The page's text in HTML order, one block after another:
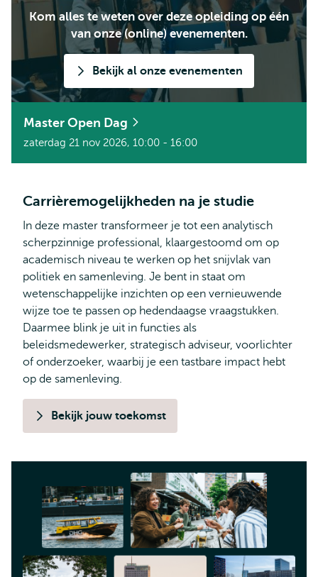
Kom alles te weten over deze opleiding op één
van onze (online) evenementen.
Bekijk al onze evenementen
Master Open Dag
zaterdag 21 nov 2026, 10:00 - 16:00
Carrièremogelijkheden na je studie
In deze master transformeer je tot een analytisch
scherpzinnige professional, klaargestoomd om op
academisch niveau te werken op het snijvlak van
politiek en samenleving. Je bent in staat om
wetenschappelijke inzichten op een vernieuwende
wijze toe te passen op hedendaagse vraagstukken.
Daarmee blink je uit in functies als
beleidsmedewerker, strategisch adviseur, voorlichter
of onderzoeker, waarbij je een tastbare impact hebt
op de samenleving.
Bekijk jouw toekomst